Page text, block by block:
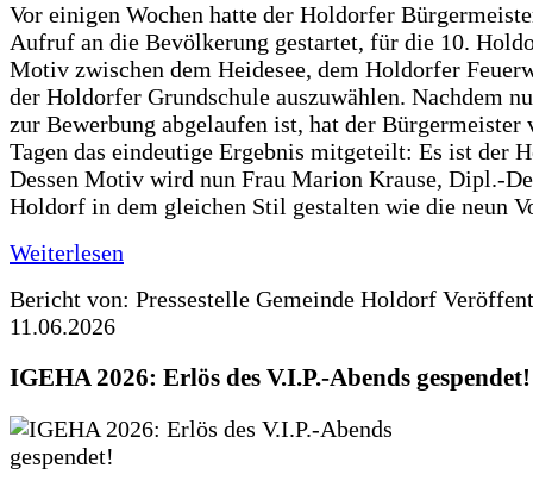
Vor einigen Wochen hatte der Holdorfer
Aufruf an die Bevölkerung gestartet, für die 10.
Motiv zwischen dem Heidesee, dem Holdorfer
der Holdorfer Grundschule auszuwählen. Nachdem
zur Bewerbung abgelaufen ist, hat der Bürgermeister
Tagen das eindeutige Ergebnis mitgeteilt: Es ist der
Dessen Motiv wird nun Frau Marion Krause, Dipl.-
Holdorf in dem gleichen Stil gestalten wie die neun
Weiterlesen
Bericht von: Pressestelle Gemeinde Holdorf
11.06.2026
IGEHA 2026: Erlös des V.I.P.-Abends gespendet!